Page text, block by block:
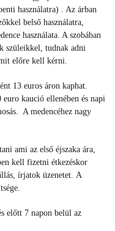
használatra) . Az árban
belső használatra,
használata. A szobában
szüleikkel, tudnak adni
előre kell kérni.
13 euros áron kaphat.
kaució ellenében és napi
A medencéhez nagy
ami az első éjszaka ára,
kell fizetni étkezéskor
írjatok üzenetet. A
előtt 7 napon belül az